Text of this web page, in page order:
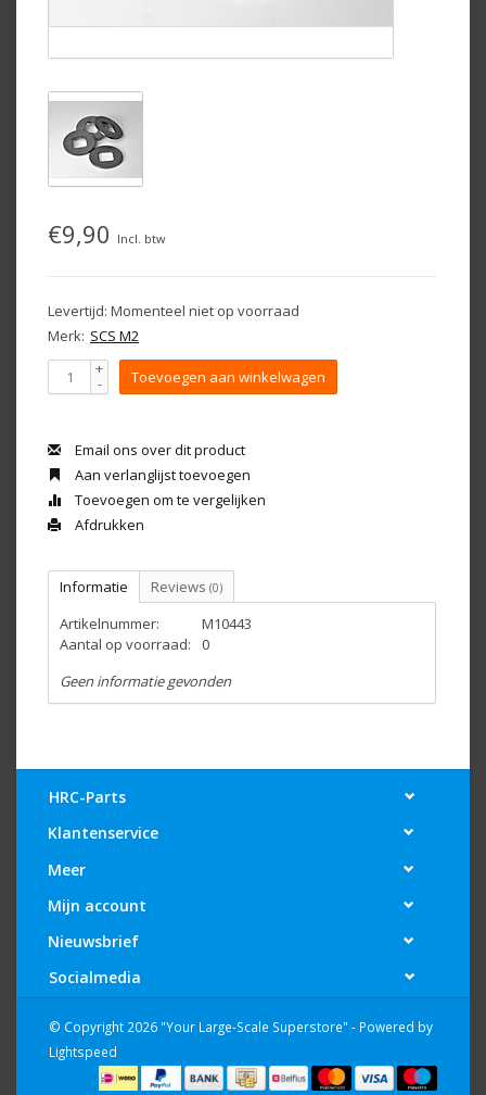
€9,90 Incl. btw
Levertijd: Momenteel niet op voorraad
Merk: SCS M2
+
- Toevoegen aan winkelwagen
Email ons over dit product
Aan verlanglijst toevoegen
Toevoegen om te vergelijken
Afdrukken
Informatie Reviews (0)
Artikelnummer:
M10443
Aantal op voorraad:
0
Geen informatie gevonden
HRC-Parts
Klantenservice
Meer
Mijn account
Nieuwsbrief
Socialmedia
© Copyright 2026 "Your Large-Scale Superstore" - Powered by
Lightspeed